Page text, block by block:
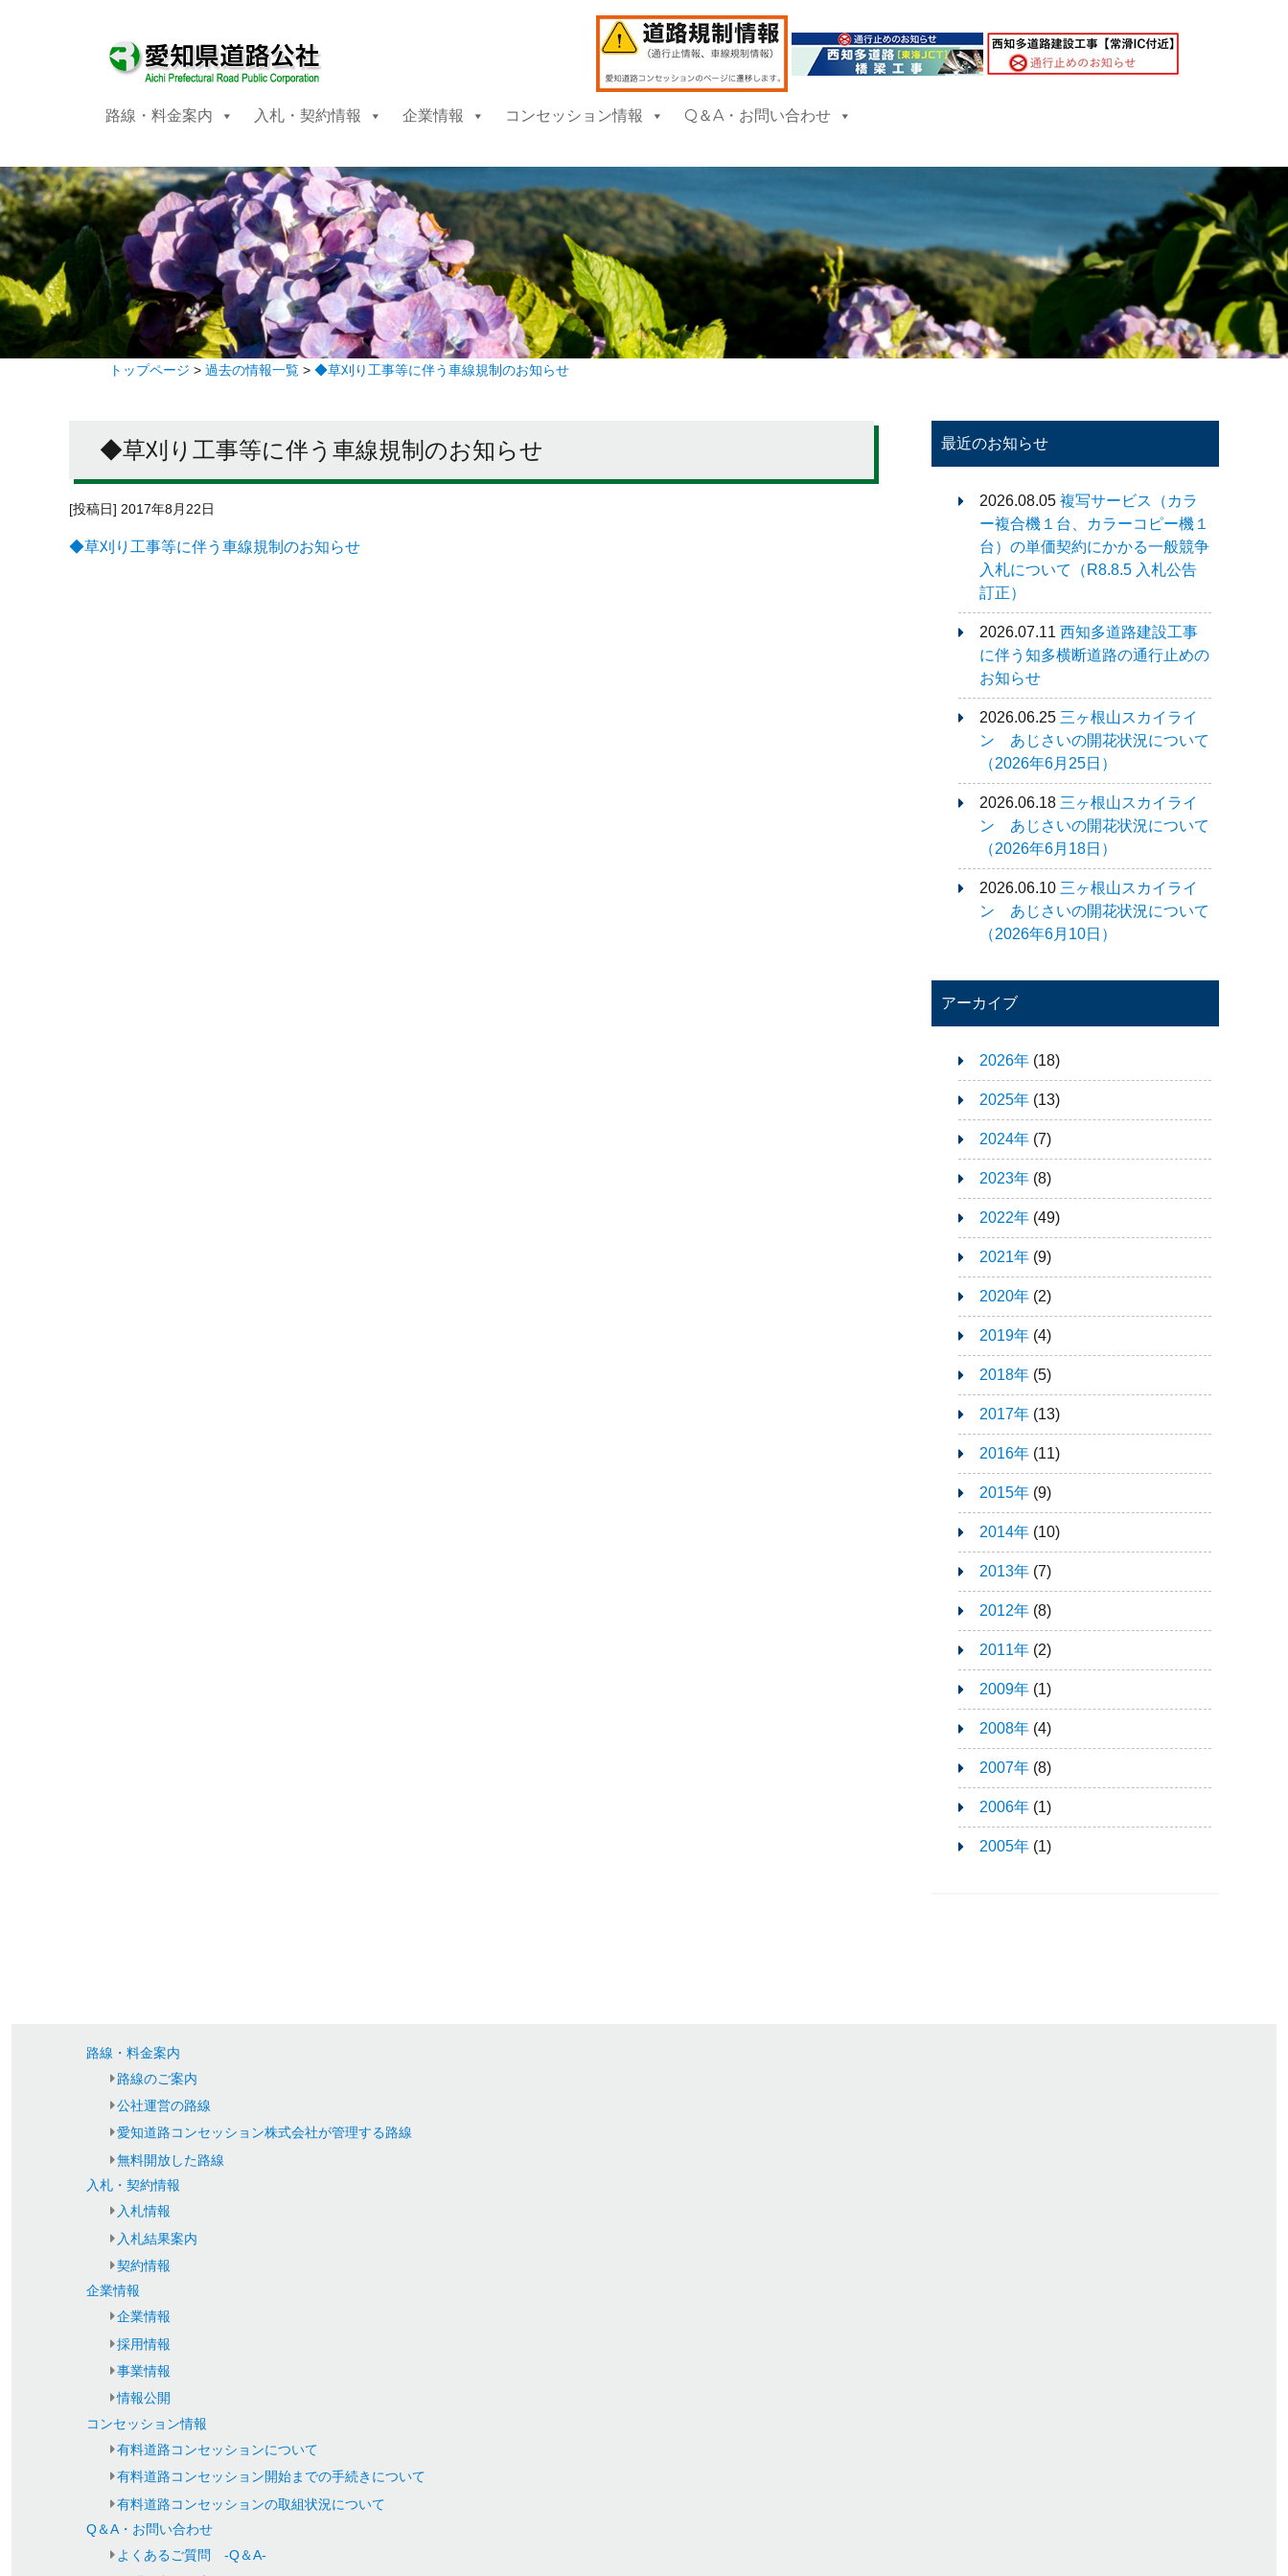
路線・料金案内 入札・契約情報 企業情報 コンセッション情報 Q＆A・お問い合わせ
トップページ > 過去の情報一覧> ◆草刈り工事等に伴う車線規制のお知らせ
◆草刈り工事等に伴う車線規制のお知らせ
[投稿日] 2017年8月22日
◆草刈り工事等に伴う車線規制のお知らせ
最近のお知らせ
2026.08.05 複写サービス（カラ
ー複合機１台、カラーコピー機１
台）の単価契約にかかる一般競争
入札について（R8.8.5 入札公告
訂正）
2026.07.11 西知多道路建設工事
に伴う知多横断道路の通行止めの
お知らせ
2026.06.25 三ヶ根山スカイライ
ン あじさいの開花状況について
（2026年6月25日）
2026.06.18 三ヶ根山スカイライ
ン あじさいの開花状況について
（2026年6月18日）
2026.06.10 三ヶ根山スカイライ
ン あじさいの開花状況について
（2026年6月10日）
アーカイブ
2026年 (18)
2025年 (13)
2024年 (7)
2023年 (8)
2022年 (49)
2021年 (9)
2020年 (2)
2019年 (4)
2018年 (5)
2017年 (13)
2016年 (11)
2015年 (9)
2014年 (10)
2013年 (7)
2012年 (8)
2011年 (2)
2009年 (1)
2008年 (4)
2007年 (8)
2006年 (1)
2005年 (1)
路線・料金案内
路線のご案内
公社運営の路線
愛知道路コンセッション株式会社が管理する路線
無料開放した路線
入札・契約情報
入札情報
入札結果案内
契約情報
企業情報
企業情報
採用情報
事業情報
情報公開
コンセッション情報
有料道路コンセッションについて
有料道路コンセッション開始までの手続きについて
有料道路コンセッションの取組状況について
Q＆A・お問い合わせ
よくあるご質問 -Q＆A-